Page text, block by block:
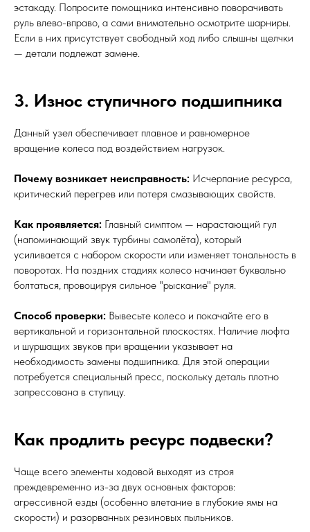
эстакаду. Попросите помощника интенсивно поворачивать
руль влево-вправо, а сами внимательно осмотрите шарниры.
Если в них присутствует свободный ход либо слышны щелчки
— детали подлежат замене.
3. Износ ступичного подшипника
Данный узел обеспечивает плавное и равномерное
вращение колеса под воздействием нагрузок.
Почему возникает неисправность: Исчерпание ресурса,
критический перегрев или потеря смазывающих свойств.
Как проявляется: Главный симптом — нарастающий гул
(напоминающий звук турбины самолёта), который
усиливается с набором скорости или изменяет тональность в
поворотах. На поздних стадиях колесо начинает буквально
болтаться, провоцируя сильное "рыскание" руля.
Способ проверки: Вывесьте колесо и покачайте его в
вертикальной и горизонтальной плоскостях. Наличие люфта
и шуршащих звуков при вращении указывает на
необходимость замены подшипника. Для этой операции
потребуется специальный пресс, поскольку деталь плотно
запрессована в ступицу.
Как продлить ресурс подвески?
Чаще всего элементы ходовой выходят из строя
преждевременно из-за двух основных факторов:
агрессивной езды (особенно влетание в глубокие ямы на
скорости) и разорванных резиновых пыльников.